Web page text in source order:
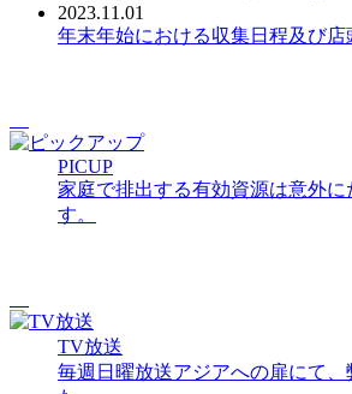
2023.11.01
年末年始における収集日程及び
PICUP
家庭で排出する有効資源は意外
す。
TV放送
毎週日曜放送アジアへの扉にて、